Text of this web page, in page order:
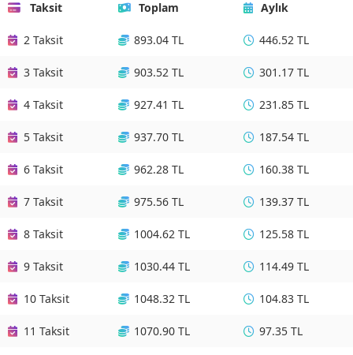
Taksit Toplam Aylık
2 Taksit 893.04 TL 446.52 TL
3 Taksit 903.52 TL 301.17 TL
4 Taksit 927.41 TL 231.85 TL
5 Taksit 937.70 TL 187.54 TL
6 Taksit 962.28 TL 160.38 TL
7 Taksit 975.56 TL 139.37 TL
8 Taksit 1004.62 TL 125.58 TL
9 Taksit 1030.44 TL 114.49 TL
10 Taksit 1048.32 TL 104.83 TL
11 Taksit 1070.90 TL 97.35 TL